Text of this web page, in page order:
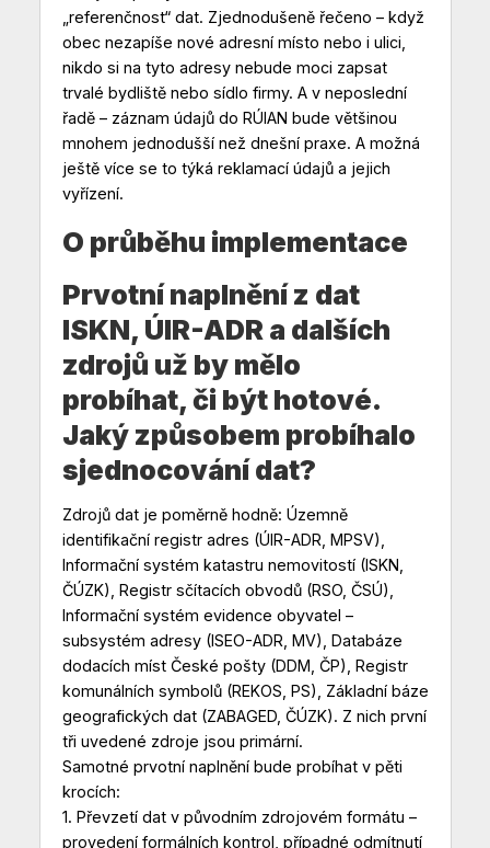
„referenčnost“ dat. Zjednodušeně řečeno – když
obec nezapíše nové adresní místo nebo i ulici,
nikdo si na tyto adresy nebude moci zapsat
trvalé bydliště nebo sídlo firmy. A v neposlední
řadě – záznam údajů do RÚIAN bude většinou
mnohem jednodušší než dnešní praxe. A možná
ještě více se to týká reklamací údajů a jejich
vyřízení.
O průběhu implementace
Prvotní naplnění z dat
ISKN, ÚIR-ADR a dalších
zdrojů už by mělo
probíhat, či být hotové.
Jaký způsobem probíhalo
sjednocování dat?
Zdrojů dat je poměrně hodně: Územně
identifikační registr adres (ÚIR-ADR, MPSV),
Informační systém katastru nemovitostí (ISKN,
ČÚZK), Registr sčítacích obvodů (RSO, ČSÚ),
Informační systém evidence obyvatel –
subsystém adresy (ISEO-ADR, MV), Databáze
dodacích míst České pošty (DDM, ČP), Registr
komunálních symbolů (REKOS, PS), Základní báze
geografických dat (ZABAGED, ČÚZK). Z nich první
tři uvedené zdroje jsou primární.
Samotné prvotní naplnění bude probíhat v pěti
krocích:
1. Převzetí dat v původním zdrojovém formátu –
provedení formálních kontrol, případné odmítnutí